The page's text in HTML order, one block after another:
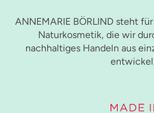
ANNEMARIE BÖRLIND steht
Naturkosmetik, die wir
nachhaltiges Handeln aus